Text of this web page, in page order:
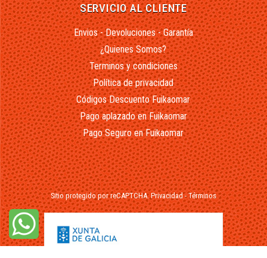
SERVICIO AL CLIENTE
Envios - Devoluciones - Garantía
¿Quienes Somos?
Terminos y condiciones
Política de privacidad
Códigos Descuento Fuikaomar
Pago aplazado en Fuikaomar
Pago Seguro en Fuikaomar
Sitio protegido por reCAPTCHA.Privacidad-Términos